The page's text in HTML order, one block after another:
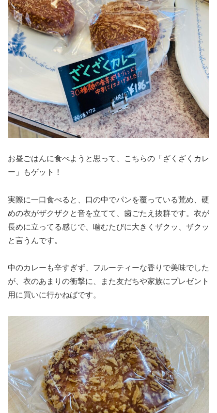
お昼ごはんに食べようと思って、こちらの「ざくざくカレ
ー」もゲット！
実際に一口食べると、口の中でパンを覆っている荒め、硬
めの衣がザクザクと音を立てて、歯ごたえ抜群です。衣が
長めに立ってる感じで、噛むたびに大きくザクッ、ザクッ
と言うんです。
中のカレーも辛すぎず、フルーティーな香りで美味でした
が、衣のあまりの衝撃に、また友だちや家族にプレゼント
用に買いに行かねばです。